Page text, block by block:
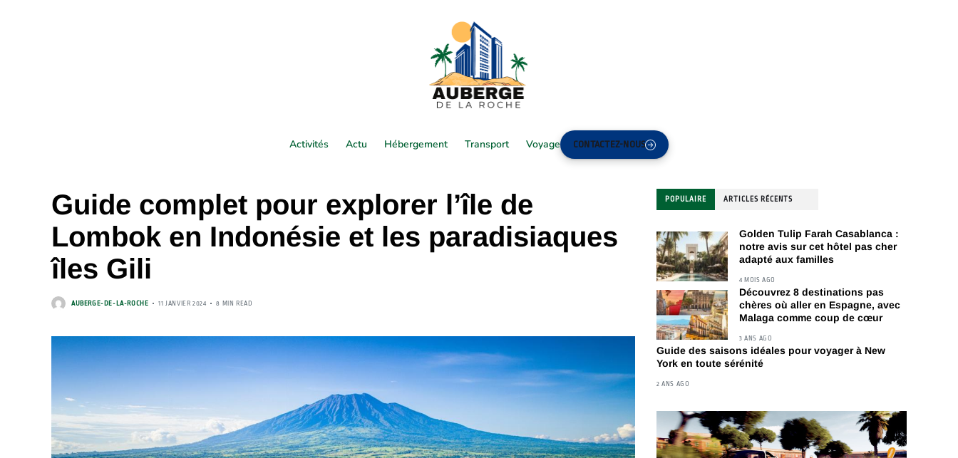
Activités Actu Hébergement Transport Voyage CONTACTEZ-NOUS
Guide complet pour explorer l’île de
Lombok en Indonésie et les paradisiaques
îles Gili
AUBERGE-DE-LA-ROCHE 11 JANVIER 2024 8 MIN READ
POPULAIRE ARTICLES RÉCENTS
Golden Tulip Farah Casablanca :
notre avis sur cet hôtel pas cher
adapté aux familles
4 MOIS AGO
Découvrez 8 destinations pas
chères où aller en Espagne, avec
Malaga comme coup de cœur
3 ANS AGO
Guide des saisons idéales pour voyager à New
York en toute sérénité
2 ANS AGO